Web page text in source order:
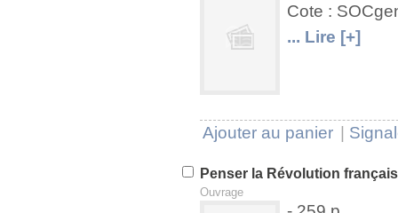
U
V
Cote :
... Lire [+]
Ajouter au panier |
Penser la Révolution
Ouvrage